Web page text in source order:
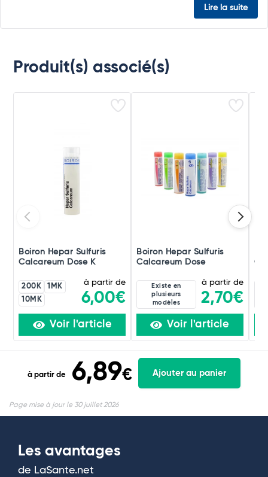
Lire la suite
Produit(s) associé(s)
Boiron Hepar Sulfuris
Calcareum Dose K
200K
1MK
10MK
à partir de
6,00€
Voir l'article
Boiron Hepar Sulfuris
Calcareum Dose
Existe en
plusieurs
modèles
à partir de
2,70€
Voir l'article
à partir de 6,89€ Ajouter au panier
Page mise à jour le 30 juillet 2026
Les avantages
de LaSante.net